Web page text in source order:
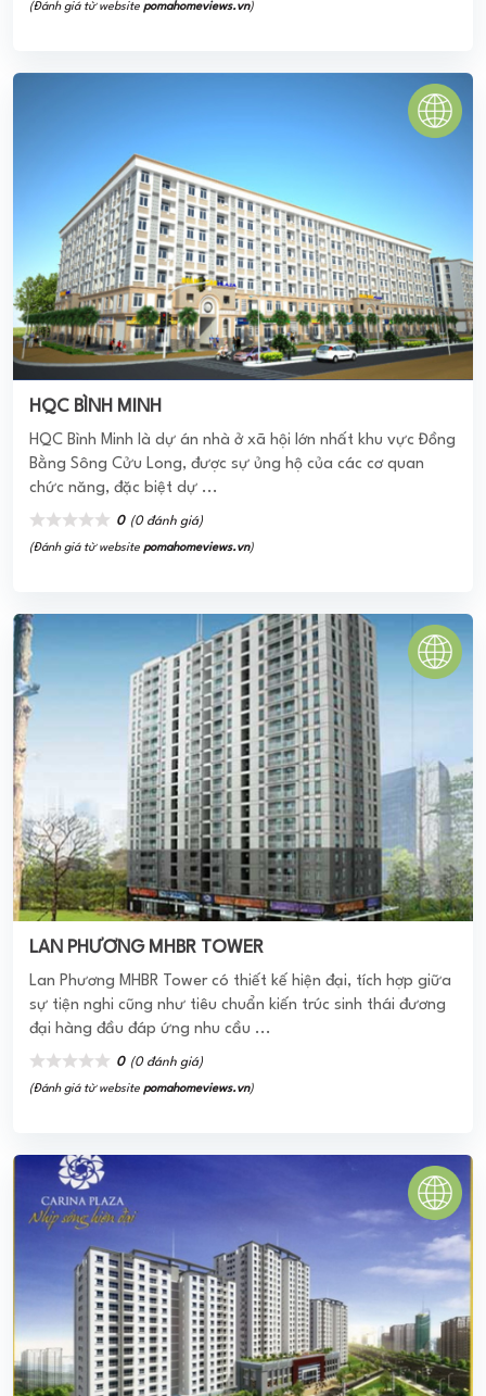
(Đánh giá từ website pomahomeviews.vn)
HQC BÌNH MINH
HQC Bình Minh là dự án nhà ở xã hội lớn nhất khu vực Đồng
Bằng Sông Cửu Long, được sự ủng hộ của các cơ quan
chức năng, đặc biệt dự ...
0 (0 đánh giá)
(Đánh giá từ website pomahomeviews.vn)
LAN PHƯƠNG MHBR TOWER
Lan Phương MHBR Tower có thiết kế hiện đại, tích hợp giữa
sự tiện nghi cũng như tiêu chuẩn kiến trúc sinh thái đương
đại hàng đầu đáp ứng nhu cầu ...
0 (0 đánh giá)
(Đánh giá từ website pomahomeviews.vn)